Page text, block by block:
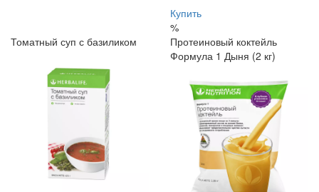
Купить
%
Томатный суп с базиликом
Протеиновый коктейль
Формула 1 Дыня (2 кг)